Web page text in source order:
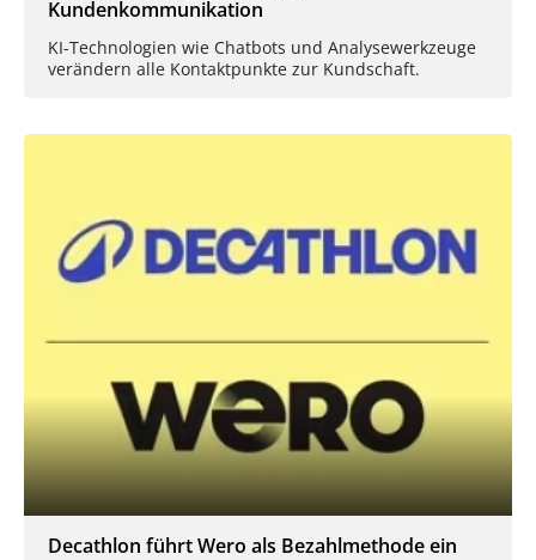
Kundenkommunikation
KI-Technologien wie Chatbots und Analysewerkzeuge
verändern alle Kontaktpunkte zur Kundschaft.
Decathlon führt Wero als Bezahlmethode ein